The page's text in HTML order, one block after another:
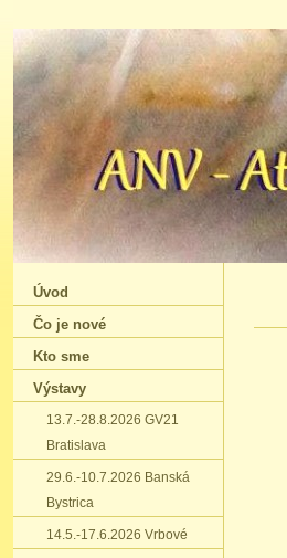
Úvod
Čo je nové
Kto sme
Výstavy
13.7.-28.8.2026 GV21
Bratislava
29.6.-10.7.2026 Banská
Bystrica
14.5.-17.6.2026 Vrbové